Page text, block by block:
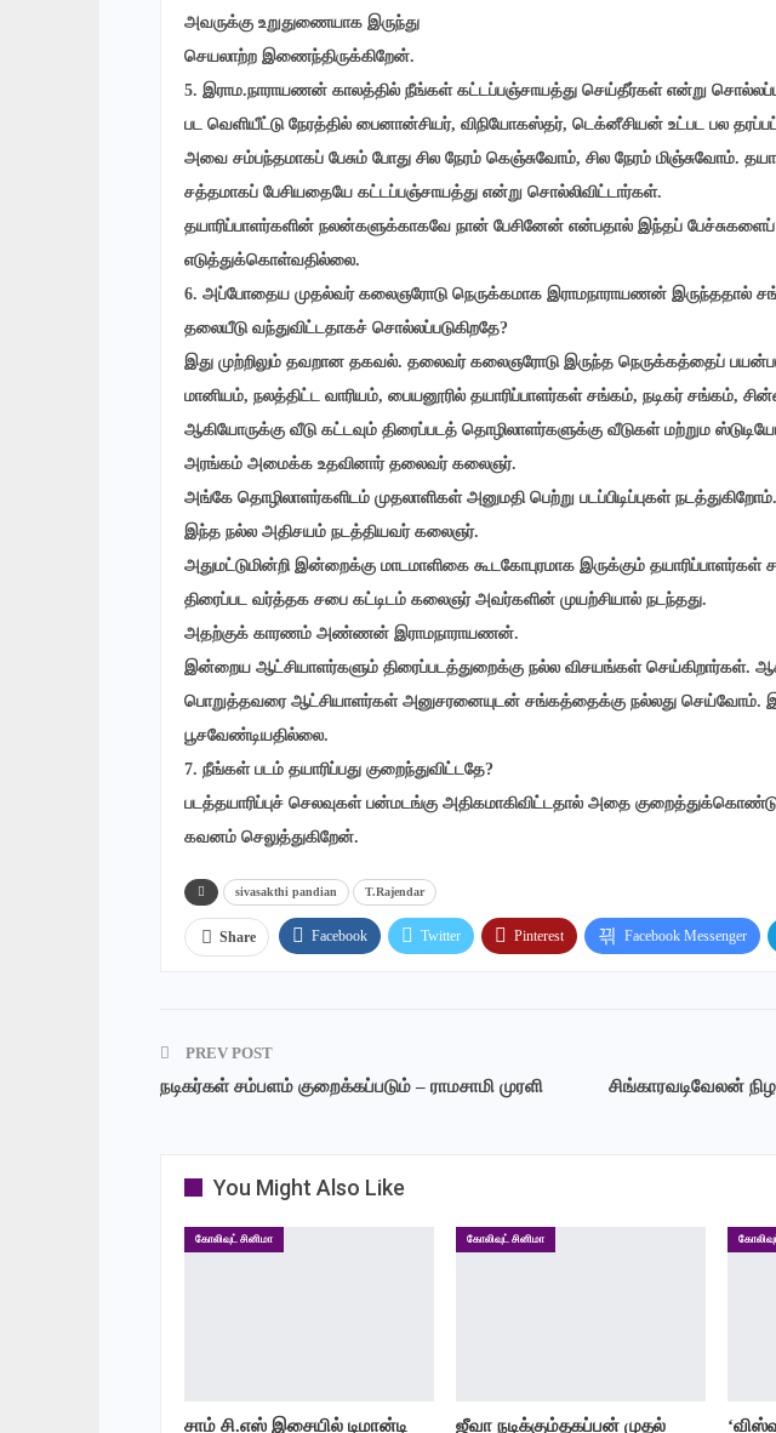
அவருக்கு உறுதுணையாக இருந்து
செயலாற்ற இணைந்திருக்கிறேன்.
5. இராம.நாராயணன் காலத்தில் நீங்கள் கட்டப்பஞ்சாயத்து செய்தீர்கள் என்று
பட வெளியீட்டு நேரத்தில் பைனான்சியர், விநியோகஸ்தர், டெக்னீசியன் உட்பட பல
அவை சம்பந்தமாகப் பேசும் போது சில நேரம் கெஞ்சுவோம், சில நேரம் மிஞ்சுவோம்.
சத்தமாகப் பேசியதையே கட்டப்பஞ்சாயத்து என்று சொல்லிவிட்டார்கள்.
தயாரிப்பாளர்களின் நலன்களுக்காகவே நான் பேசினேன் என்பதால் இந்தப் பேச்சுகளைப்
எடுத்துக்கொள்வதில்லை.
6. அப்போதைய முதல்வர் கலைஞரோடு நெருக்கமாக இராமநாராயணன் இருந்ததால்
தலையீடு வந்துவிட்டதாகச் சொல்லப்படுகிறதே?
இது முற்றிலும் தவறான தகவல். தலைவர் கலைஞரோடு இருந்த நெருக்கத்தைப்
மானியம், நலத்திட்ட வாரியம், பையனூரில் தயாரிப்பாளர்கள் சங்கம், நடிகர் சங்கம்,
ஆகியோருக்கு வீடு கட்டவும் திரைப்படத் தொழிலாளர்களுக்கு வீடுகள் மற்றும
அரங்கம் அமைக்க உதவினார் தலைவர் கலைஞர்.
அங்கே தொழிலாளர்களிடம் முதலாளிகள் அனுமதி பெற்று படப்பிடிப்புகள்
இந்த நல்ல அதிசயம் நடத்தியவர் கலைஞர்.
அதுமட்டுமின்றி இன்றைக்கு மாடமாளிகை கூடகோபுரமாக இருக்கும்
திரைப்பட வர்த்தக சபை கட்டிடம் கலைஞர் அவர்களின் முயற்சியால் நடந்தது.
அதற்குக் காரணம் அண்ணன் இராமநாராயணன்.
இன்றைய ஆட்சியாளர்களும் திரைப்படத்துறைக்கு நல்ல விசயங்கள் செய்கிறார்கள்.
பொறுத்தவரை ஆட்சியாளர்கள் அனுசரனையுடன் சங்கத்தைக்கு நல்லது செய்வோம்.
பூசவேண்டியதில்லை.
7. நீங்கள் படம் தயாரிப்பது குறைந்துவிட்டதே?
படத்தயாரிப்புச் செலவுகள் பன்மடங்கு அதிகமாகிவிட்டதால் அதை
கவனம் செலுத்துகிறேன்.
sivasakthi pandian T.Rajendar
Share Facebook Twitter Pinterest Facebook Messenger
PREV POST
நடிகர்கள் சம்பளம் குறைக்கப்படும் – ராமசாமி முரளி
சிங்காரவடிவேலன்
You Might Also Like
கோலிவுட் சினிமா
சாம் சி.எஸ் இசையில் டிமான்டி
கோலிவுட் சினிமா
ஜீவா நடிக்கும்தகப்பன் முதல்